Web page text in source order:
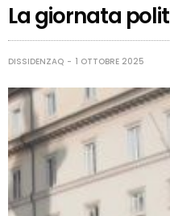
La giornata
DISSIDENZAQ 1 OTTOBRE 2025